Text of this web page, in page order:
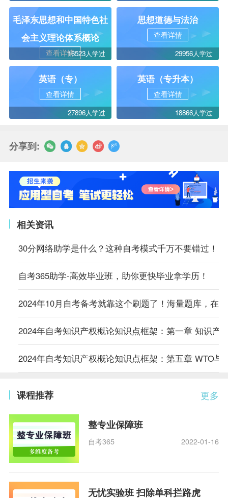
毛泽东思想和中国特色社
会主义理论体系概论
查看详情16523人学过
思想道德与法治
查看详情
29956人学过
英语（专）
查看详情
27896人学过
英语（专升本）
查看详情
18866人学过
分享到:
相关资讯
30分网络助学是什么？这种自考模式千万不要错过！
自考365助学-高效毕业班，助你更快毕业拿学历！
2024年10月自考备考就靠这个刷题了！海量题库，在
2024年自考知识产权概论知识点框架：第一章 知识产
2024年自考知识产权概论知识点框架：第五章 WTO与
更多
课程推荐
整专业保障班
自考365 2022-01-16
无忧实验班 扫除单科拦路虎